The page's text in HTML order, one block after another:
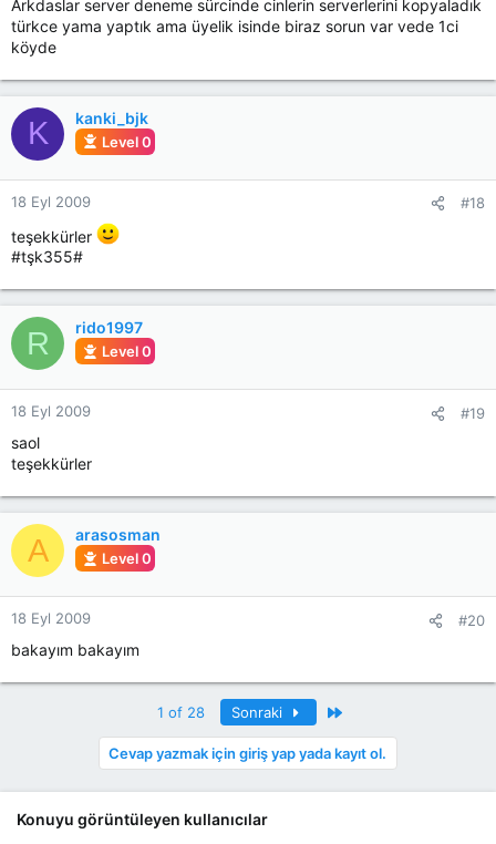
Arkdaslar server deneme sürcinde cinlerin serverlerini kopyaladık
türkce yama yaptık ama üyelik isinde biraz sorun var vede 1ci
köyde
K kanki_bjk
Level 0
18 Eyl 2009 #18
teşekkürler
#tşk355#
R rido1997
Level 0
18 Eyl 2009 #19
saol
teşekkürler
A arasosman
Level 0
18 Eyl 2009 #20
bakayım bakayım
1 of 28 Sonraki
Cevap yazmak için giriş yap yada kayıt ol.
Konuyu görüntüleyen kullanıcılar